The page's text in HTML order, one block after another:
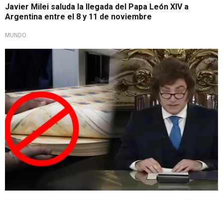
Javier Milei saluda la llegada del Papa León XIV a
Argentina entre el 8 y 11 de noviembre
MUNDO